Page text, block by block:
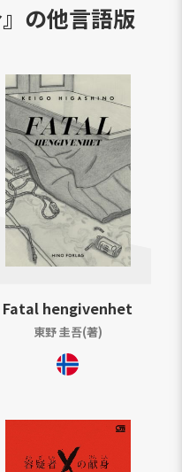
の他言語版
Fatal hengivenhet
東野 圭吾(著)